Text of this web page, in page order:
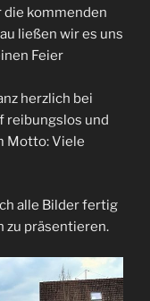
die kommenden
ließen wir es uns
Feier
herzlich bei
reibungslos und
Motto: Viele
alle Bilder fertig
zu präsentieren.